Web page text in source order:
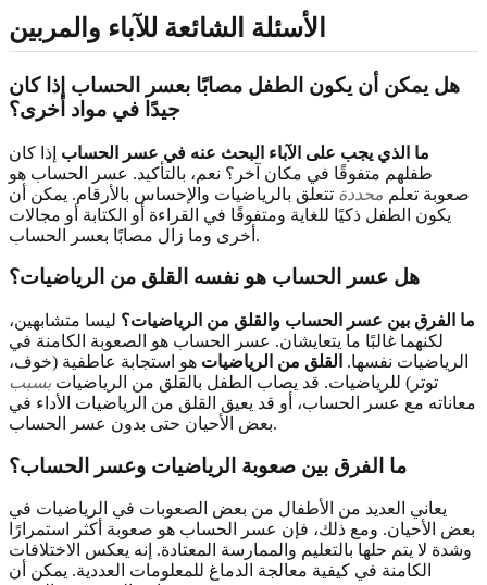
الأسئلة الشائعة للآباء والمربين
هل يمكن أن يكون الطفل مصابًا بعسر الحساب إذا كان
جيدًا في مواد أخرى؟
ما الذي يجب على الآباء البحث عنه في عسر الحساب إذا كان
طفلهم متفوقًا في مكان آخر؟ نعم، بالتأكيد. عسر الحساب هو
صعوبة تعلم محددة تتعلق بالرياضيات والإحساس بالأرقام. يمكن أن
يكون الطفل ذكيًا للغاية ومتفوقًا في القراءة أو الكتابة أو مجالات
أخرى وما زال مصابًا بعسر الحساب.
هل عسر الحساب هو نفسه القلق من الرياضيات؟
ما الفرق بين عسر الحساب والقلق من الرياضيات؟ ليسا متشابهين،
لكنهما غالبًا ما يتعايشان. عسر الحساب هو الصعوبة الكامنة في
الرياضيات نفسها. القلق من الرياضيات هو استجابة عاطفية (خوف،
توتر) للرياضيات. قد يصاب الطفل بالقلق من الرياضيات بسبب
معاناته مع عسر الحساب، أو قد يعيق القلق من الرياضيات الأداء في
بعض الأحيان حتى بدون عسر الحساب.
ما الفرق بين صعوبة الرياضيات وعسر الحساب؟
يعاني العديد من الأطفال من بعض الصعوبات في الرياضيات في
بعض الأحيان. ومع ذلك، فإن عسر الحساب هو صعوبة أكثر استمرارًا
وشدة لا يتم حلها بالتعليم والممارسة المعتادة. إنه يعكس الاختلافات
الكامنة في كيفية معالجة الدماغ للمعلومات العددية. يمكن أن